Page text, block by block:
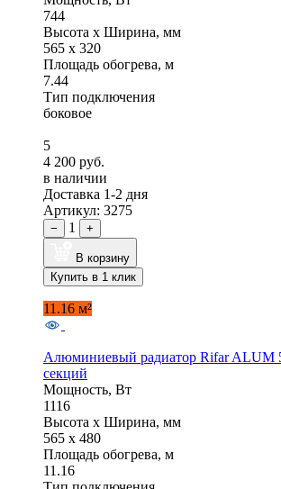
744
Высота x Ширина, мм
565 x 320
Площадь обогрева, м
7.44
Тип подключения
боковое
5
4 200 руб.
в наличии
Доставка 1-2 дня
Артикул: 3275
− 1 +
В корзину
Купить в 1 клик
11.16 м²
Алюминиевый радиатор Rifar ALUM
секций
Мощность, Вт
1116
Высота x Ширина, мм
565 x 480
Площадь обогрева, м
11.16